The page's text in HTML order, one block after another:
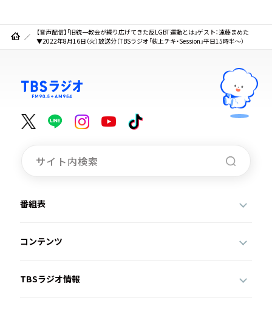
【音声配信】「旧統一教会が繰り広げてきた反LGBT運動とは」ゲスト：遠藤まめた
▼2022年8月16日（火）放送分（TBSラジオ「荻上チキ・Session」平日15時半～）
番組表
コンテンツ
TBSラジオ情報